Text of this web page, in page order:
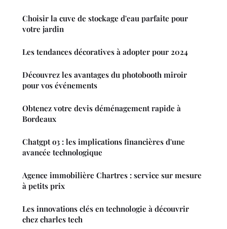
Choisir la cuve de stockage d'eau parfaite pour
votre jardin
Les tendances décoratives à adopter pour 2024
Découvrez les avantages du photobooth miroir
pour vos événements
Obtenez votre devis déménagement rapide à
Bordeaux
Chatgpt o3 : les implications financières d'une
avancée technologique
Agence immobilière Chartres : service sur mesure
à petits prix
Les innovations clés en technologie à découvrir
chez charles tech